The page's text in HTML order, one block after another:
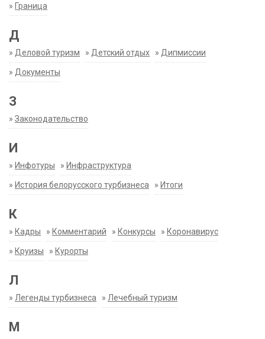
» Граница
Д
» Деловой туризм » Детский отдых » Дипмиссии
» Документы
З
» Законодательство
И
» Инфотуры » Инфраструктура
» История белорусского турбизнеса » Итоги
К
» Кадры » Комментарий » Конкурсы » Коронавирус
» Круизы » Курорты
Л
» Легенды турбизнеса » Лечебный туризм
М